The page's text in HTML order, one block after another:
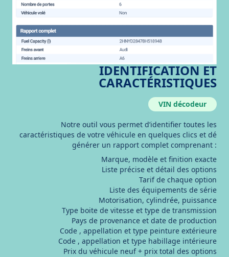
IDENTIFICATION ET
CARACTÉRISTIQUES
VIN décodeur
Notre outil vous permet d’identifier toutes les
caractéristiques de votre véhicule en quelques clics et dé
générer un rapport complet comprenant :
Marque, modèle et finition exacte
Liste précise et détail des options
Tarif de chaque option
Liste des équipements de série
Motorisation, cylindrée, puissance
Type boite de vitesse et type de transmission
Pays de provenance et date de production
Code , appellation et type peinture extérieure
Code , appellation et type habillage intérieure
Prix du véhicule neuf + prix total des options